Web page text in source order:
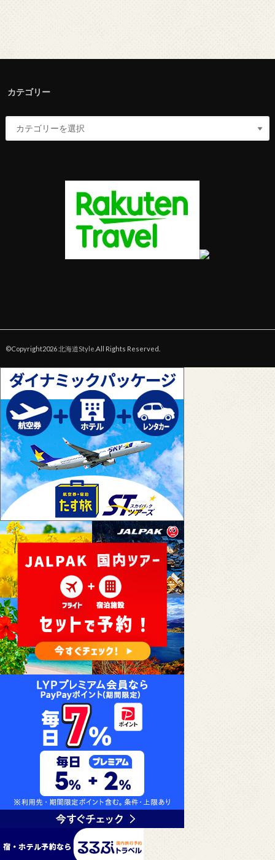
カテゴリー
©Copyright2026北海道Style .All Rights Reserved.